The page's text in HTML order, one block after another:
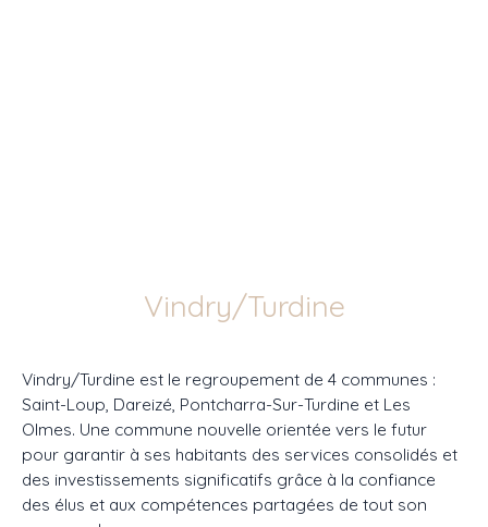
Vindry/Turdine
Vindry/Turdine est le regroupement de 4 communes :
Saint-Loup, Dareizé, Pontcharra-Sur-Turdine et Les
Olmes. Une commune nouvelle orientée vers le futur
pour garantir à ses habitants des services consolidés et
des investissements significatifs grâce à la confiance
des élus et aux compétences partagées de tout son